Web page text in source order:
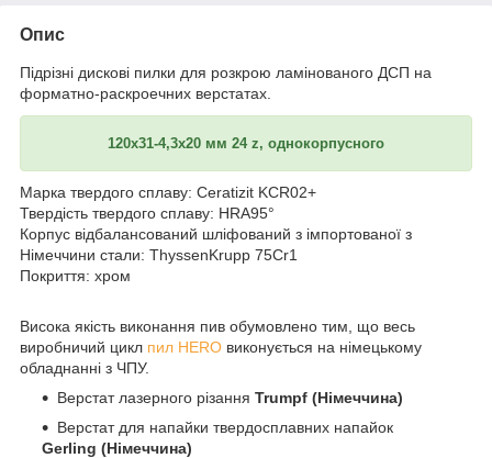
Опис
Підрізні дискові пилки для розкрою ламінованого ДСП на
форматно-раскроечних верстатах.
120х31-4,3х20 мм 24 z, однокорпусного
Марка твердого сплаву: Ceratizit KCR02+
Твердість твердого сплаву: HRA95°
Корпус відбалансований шліфований з імпортованої з
Німеччини стали: ThyssenKrupp 75Cr1
Покриття: хром
Висока якість виконання пив обумовлено тим, що весь
виробничий цикл пил HERO виконується на німецькому
обладнанні з ЧПУ.
Верстат лазерного різання Trumpf (Німеччина)
Верстат для напайки твердосплавних напайок
Gerling (Німеччина)